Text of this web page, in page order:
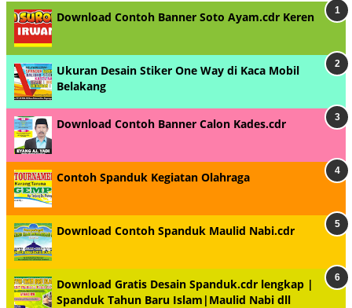
Download Contoh Banner Soto Ayam.cdr Keren
Ukuran Desain Stiker One Way di Kaca Mobil
Belakang
Download Contoh Banner Calon Kades.cdr
Contoh Spanduk Kegiatan Olahraga
Download Contoh Spanduk Maulid Nabi.cdr
Download Gratis Desain Spanduk.cdr lengkap |
Spanduk Tahun Baru Islam|Maulid Nabi dll